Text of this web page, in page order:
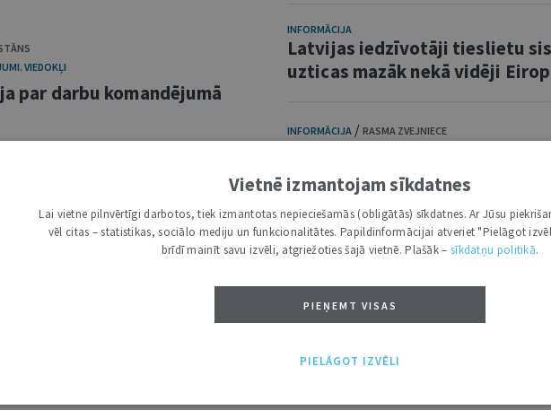
VIEDOKĻI
par darbu komandējumā
identitāte" un
identitāte"
principa
juridiskā palīdzība
INFORMĀCIJA
Latvijas iedzīvotāji tieslietu
uzticas mazāk nekā vidēji
INFORMĀCIJA / RASMA ZVEJNIECE
sēdē skatītiem jautājumiem
SLUDINĀJUMI. REKLĀMA
Latvijas Republikas Uzņēmumu
administrācijas vadītāja amatam
Vietnē izmantojam sīkdatnes
Lai vietne pilnvērtīgi darbotos, tiek izmantotas nepieciešamās (obligātās) sīkdatnes. Ar Jūsu
vēl citas – statistikas, sociālo mediju un funkcionalitātes. Papildinformācijai atveriet "Pielāgot
brīdī mainīt savu izvēli, atgriežoties šajā vietnē. Plašāk – sīkdatņu politikā.
PIEŅEMT VISAS
PIELĀGOT IZVĒLI